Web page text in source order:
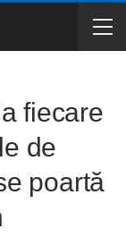
fiecare
de
poartă